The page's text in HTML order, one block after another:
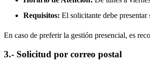
Requisitos: El solicitante debe
En caso de preferir la gestión presencial, es
3.- Solicitud por correo postal